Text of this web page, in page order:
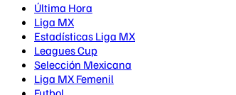
Última Hora
Liga MX
Estadísticas Liga MX
Leagues Cup
Selección Mexicana
Liga MX Femenil